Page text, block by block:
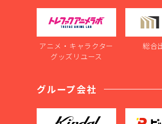
アニメ・キャラクター
グッズリユース
総合
グループ会社